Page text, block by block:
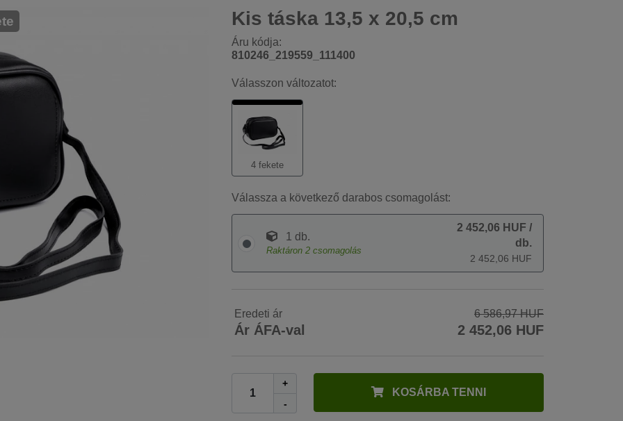
Kis táska 13,5 x 20,5 cm
Áru kódja:
810246_219559_111400
Válasszon változatot:
4 fekete
Válassza a következő darabos csomagolást:
1 db.
Raktáron 2 csomagolás
2 452,06 HUF /
db.
2 452,06 HUF
Eredeti ár 6 586,97 HUF
Ár ÁFA-val 2 452,06 HUF
+
-
KOSÁRBA TENNI